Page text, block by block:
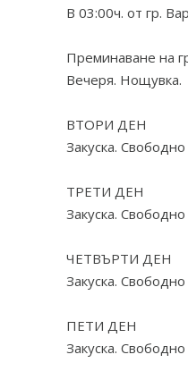
В 03:00ч. от гр.
Преминаване на
Вечеря. Нощувка.
ВТОРИ ДЕН
Закуска.
ТРЕТИ ДЕН
Закуска.
ЧЕТВЪРТИ ДЕН
Закуска.
ПЕТИ ДЕН
Закуска.